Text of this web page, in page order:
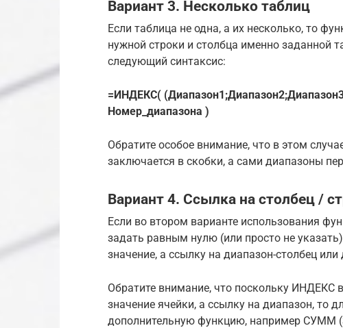
Вариант 3. Несколько таблиц
Если таблица не одна, а их несколько, то
нужной строки и столбца именно заданной
следующий синтаксис:
=ИНДЕКС(
Номер_диапазона )
Обратите особое внимание, что в этом
заключается в скобки, а сами диапазоны
Вариант 4. Ссылка на столбец /
Если во втором варианте использования
задать равным нулю (или просто не
значение, а ссылку на диапазон-столбец или
Обратите внимание, что поскольку ИНДЕКС
значение ячейки, а ссылку на диапазон, то
дополнительную функцию, например СУММ